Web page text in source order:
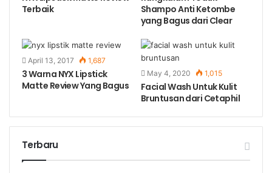
Terbaik
Shampo Anti Ketombe
yang Bagus dari Clear
April 13, 2017 1,687
3 Warna NYX Lipstick
Matte Review Yang Bagus
May 4, 2020 1,015
Facial Wash Untuk Kulit
Bruntusan dari Cetaphil
Terbaru